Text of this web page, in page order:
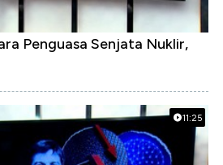
Penguasa Senjata Nuklir,
11:25